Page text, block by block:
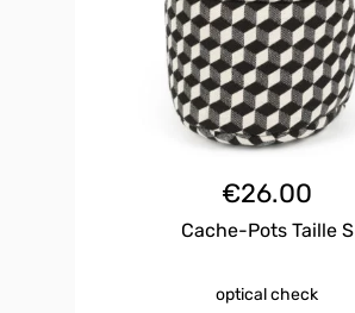
€26.00
Cache-Pots Taille S
optical check